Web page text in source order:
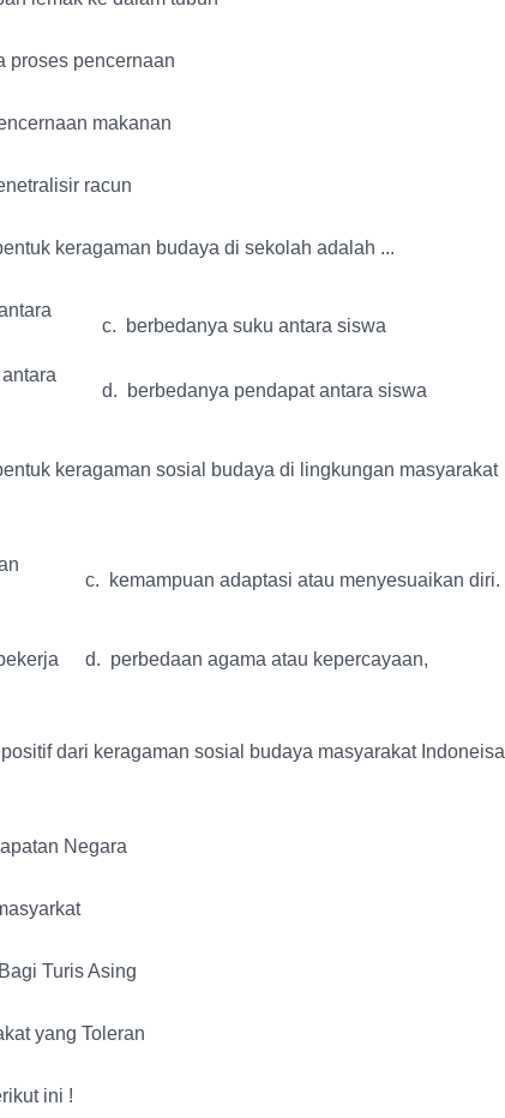
proses pencernaan
makanan
racun
keragaman budaya di sekolah adalah ...
c. berbedanya suku antara siswa
d. berbedanya pendapat antara siswa
keragaman sosial budaya di lingkungan masyarakat
c. kemampuan adaptasi atau menyesuaikan diri.
d. perbedaan agama atau kepercayaan,
dari keragaman sosial budaya masyarakat Indoneisa
Negara
Turis Asing
yang Toleran
ini !